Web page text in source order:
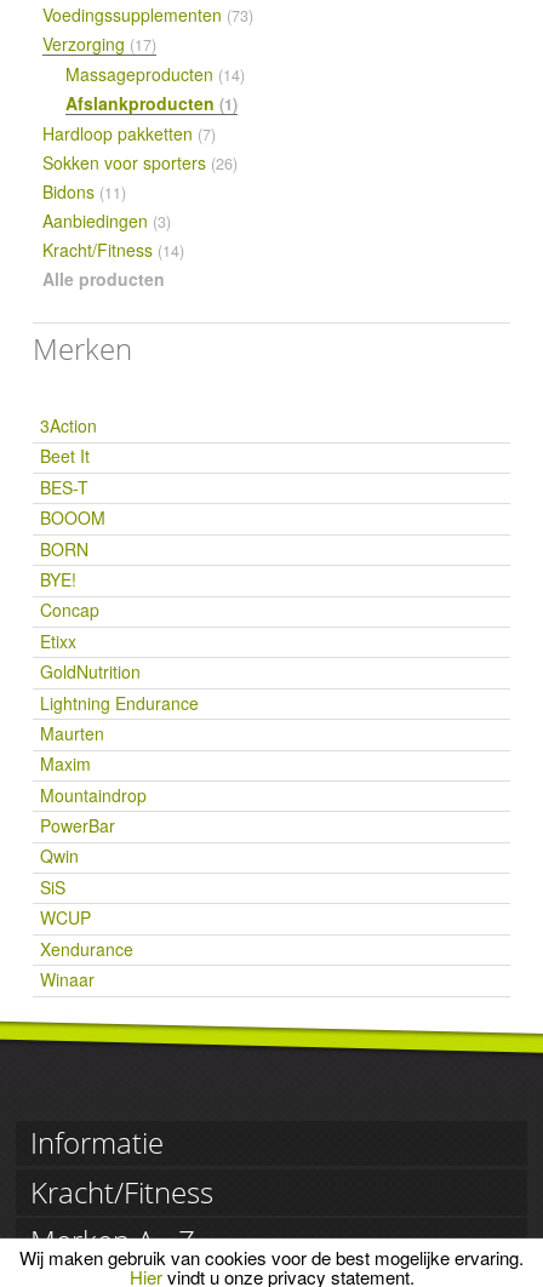
Voedingssupplementen (73)
Verzorging (17)
Massageproducten (14)
Afslankproducten(1)
Hardloop pakketten (7)
Sokken voor sporters (26)
Bidons (11)
Aanbiedingen (3)
Kracht/Fitness (14)
Alle producten
Merken
3Action
Beet It
BES-T
BOOOM
BORN
BYE!
Concap
Etixx
GoldNutrition
Lightning Endurance
Maurten
Maxim
Mountaindrop
PowerBar
Qwin
SiS
WCUP
Xendurance
Winaar
Informatie
Klantenservice
Retourneren
Voorwaarden
Privacy
Kracht/Fitness
Creatine
Eiwitrepen
Eiwitshakes
Merken A - Z
3Action
Wij maken gebruik van cookies voor de best mogelijke ervaring.
Hiervindt u onze privacy statement.